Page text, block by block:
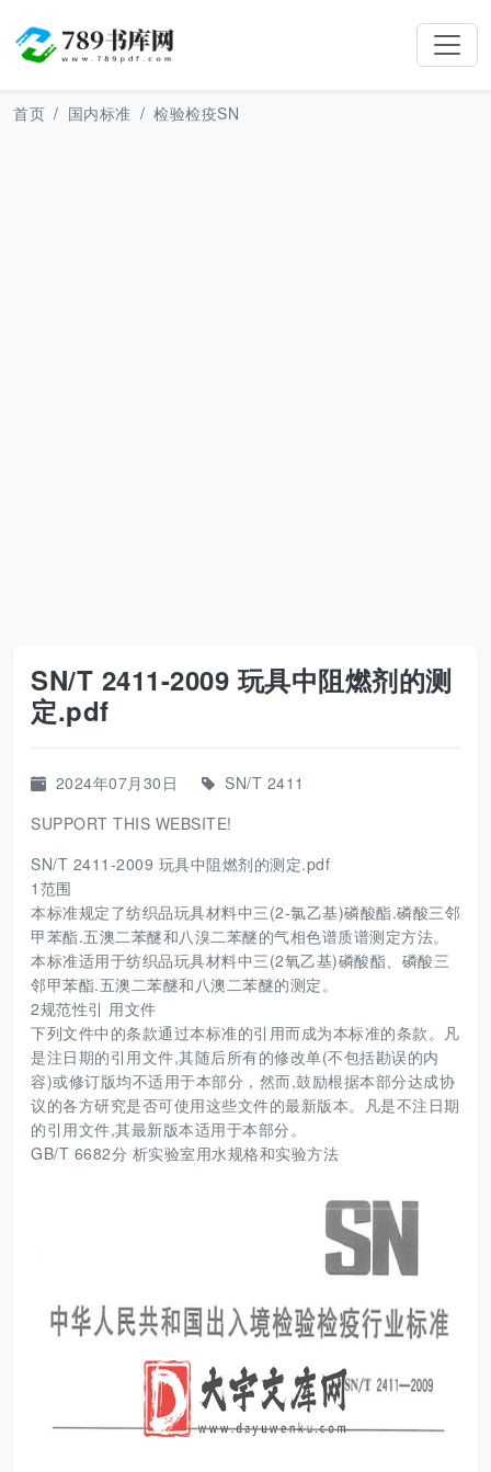
首页 国内标准 检验检疫SN
SN/T 2411-2009 玩具中阻燃剂的测
定.pdf
2024年07月30日
SN/T 2411
SUPPORT THIS WEBSITE!
SN/T 2411-2009 玩具中阻燃剂的测定.pdf
1范围
本标准规定了纺织品玩具材料中三(2-氯乙基)磷酸酯.磷酸三邻
甲苯酯.五澳二苯醚和八溴二苯醚的气相色谱质谱测定方法。
本标准适用于纺织品玩具材料中三(2氧乙基)磷酸酯、磷酸三
邻甲苯酯.五澳二苯醚和八澳二苯醚的测定。
2规范性引 用文件
下列文件中的条款通过本标准的引用而成为本标准的条款。凡
是注日期的引用文件,其随后所有的修改单(不包括勘误的内
容)或修订版均不适用于本部分，然而,鼓励根据本部分达成协
议的各方研究是否可使用这些文件的最新版本。凡是不注日期
的引用文件,其最新版本适用于本部分。
GB/T 6682分 析实验室用水规格和实验方法